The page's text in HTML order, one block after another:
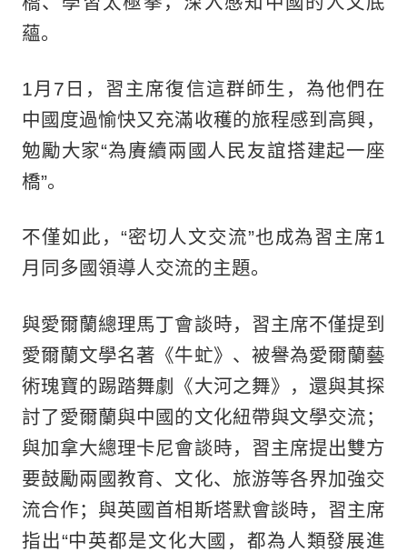
蘊。
1月7日，習主席復信這群師生，為他們在
中國度過愉快又充滿收穫的旅程感到高興，
勉勵大家“為賡續兩國人民友誼搭建起一座
橋”。
不僅如此，“密切人文交流”也成為習主席1
月同多國領導人交流的主題。
與愛爾蘭總理馬丁會談時，習主席不僅提到
愛爾蘭文學名著《牛虻》、被譽為愛爾蘭藝
術瑰寶的踢踏舞劇《大河之舞》，還與其探
討了愛爾蘭與中國的文化紐帶與文學交流；
與加拿大總理卡尼會談時，習主席提出雙方
要鼓勵兩國教育、文化、旅游等各界加強交
流合作；與英國首相斯塔默會談時，習主席
指出“中英都是文化大國，都為人類發展進